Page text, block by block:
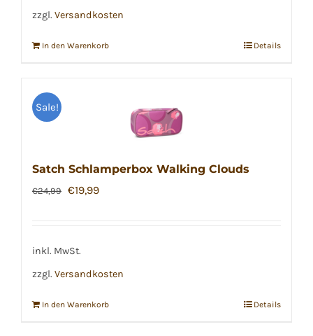
zzgl. Versandkosten
In den Warenkorb Details
Sale!
Satch Schlamperbox Walking Clouds
€24,99 Ursprünglicher
€24,99
€19,99Aktueller
inkl. MwSt.
zzgl. Versandkosten
In den Warenkorb Details